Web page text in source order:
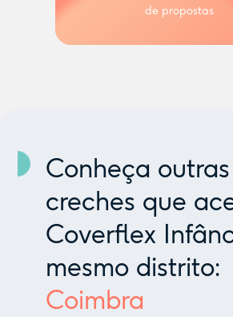
de propostas
Conheça outras
creches que
Coverflex
mesmo distrito:
Coimbra